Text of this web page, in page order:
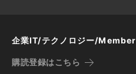
企業IT/テクノロジー/
購読登録はこちら